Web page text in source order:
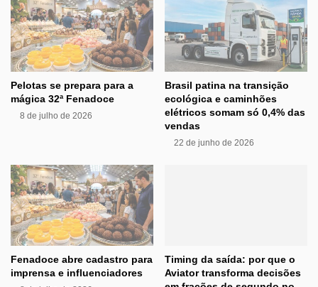
Pelotas se prepara para a
mágica 32ª Fenadoce
8 de julho de 2026
Brasil patina na transição
ecológica e caminhões
elétricos somam só 0,4% das
vendas
22 de junho de 2026
Fenadoce abre cadastro para
imprensa e influenciadores
Timing da saída: por que o
Aviator transforma decisões